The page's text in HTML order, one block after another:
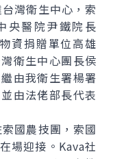
灣衛生中心，索
央醫院尹鐵院長
資捐贈單位高雄
衛生中心團長侯
由我衛生署楊署
由法佬部長代表
國農技團，索國
場迎接。Kava社